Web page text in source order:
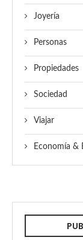
Joyería
Personas
Propiedades
Sociedad
Viajar
Economía &